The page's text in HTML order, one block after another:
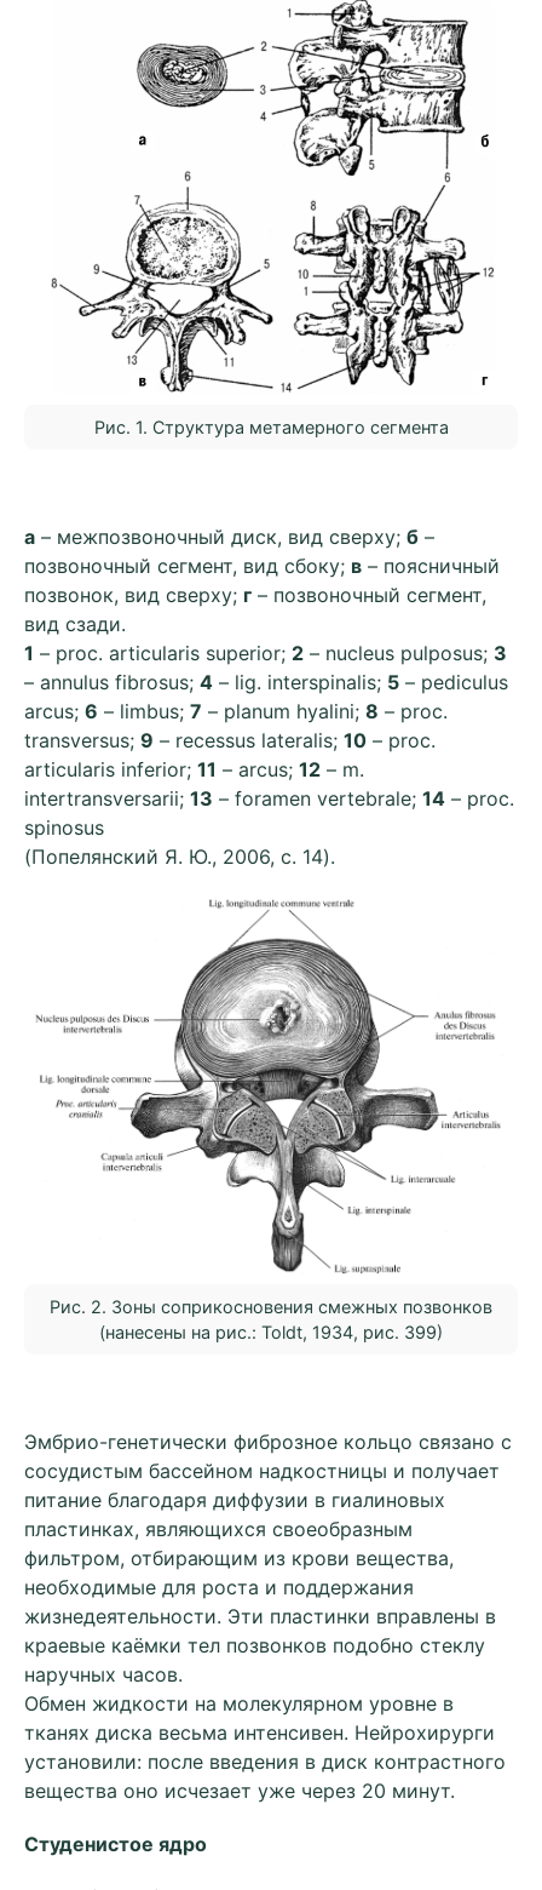
Рис. 1. Структура метамерного сегмента
а – межпозвоночный диск, вид сверху; б –
позвоночный сегмент, вид сбоку; в – поясничный
позвонок, вид сверху; г – позвоночный сегмент,
вид сзади.
1 – proc. articularis superior; 2 – nucleus pulposus; 3
– annulus fibrosus; 4 – lig. interspinalis; 5 – pediculus
arcus; 6 – limbus; 7 – planum hyalini; 8 – proc.
transversus; 9 – recessus lateralis; 10 – proc.
articularis inferior; 11 – arcus; 12 – m.
intertransversarii; 13 – foramen vertebrale; 14 – proc.
spinosus
(Попелянский Я. Ю., 2006, с. 14).
Рис. 2. Зоны соприкосновения смежных позвонков
(нанесены на рис.: Toldt, 1934, рис. 399)
Эмбрио-генетически фиброзное кольцо связано с
сосудистым бассейном надкостницы и получает
питание благодаря диффузии в гиалиновых
пластинках, являющихся своеобразным
фильтром, отбирающим из крови вещества,
необходимые для роста и поддержания
жизнедеятельности. Эти пластинки вправлены в
краевые каёмки тел позвонков подобно стеклу
наручных часов.
Обмен жидкости на молекулярном уровне в
тканях диска весьма интенсивен. Нейрохирурги
установили: после введения в диск контрастного
вещества оно исчезает уже через 20 минут.
Студенистое ядро